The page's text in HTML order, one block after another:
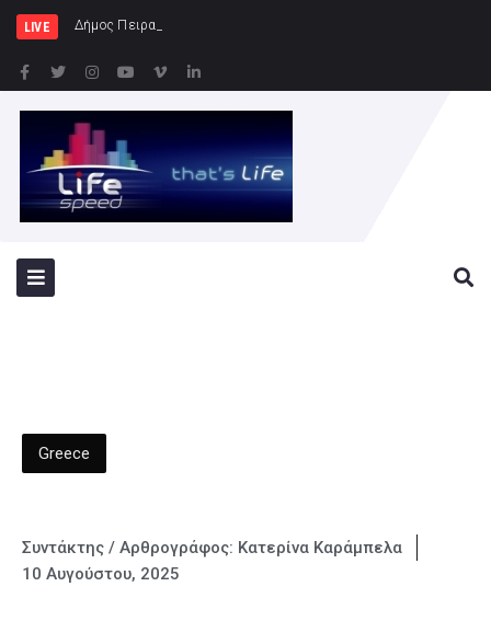
LIVE Δήμος Πειραιά : Συγκέντρωση ειδ
Greece
Συντάκτης / Αρθρογράφος: Κατερίνα Καράμπελα
10 Αυγούστου, 2025